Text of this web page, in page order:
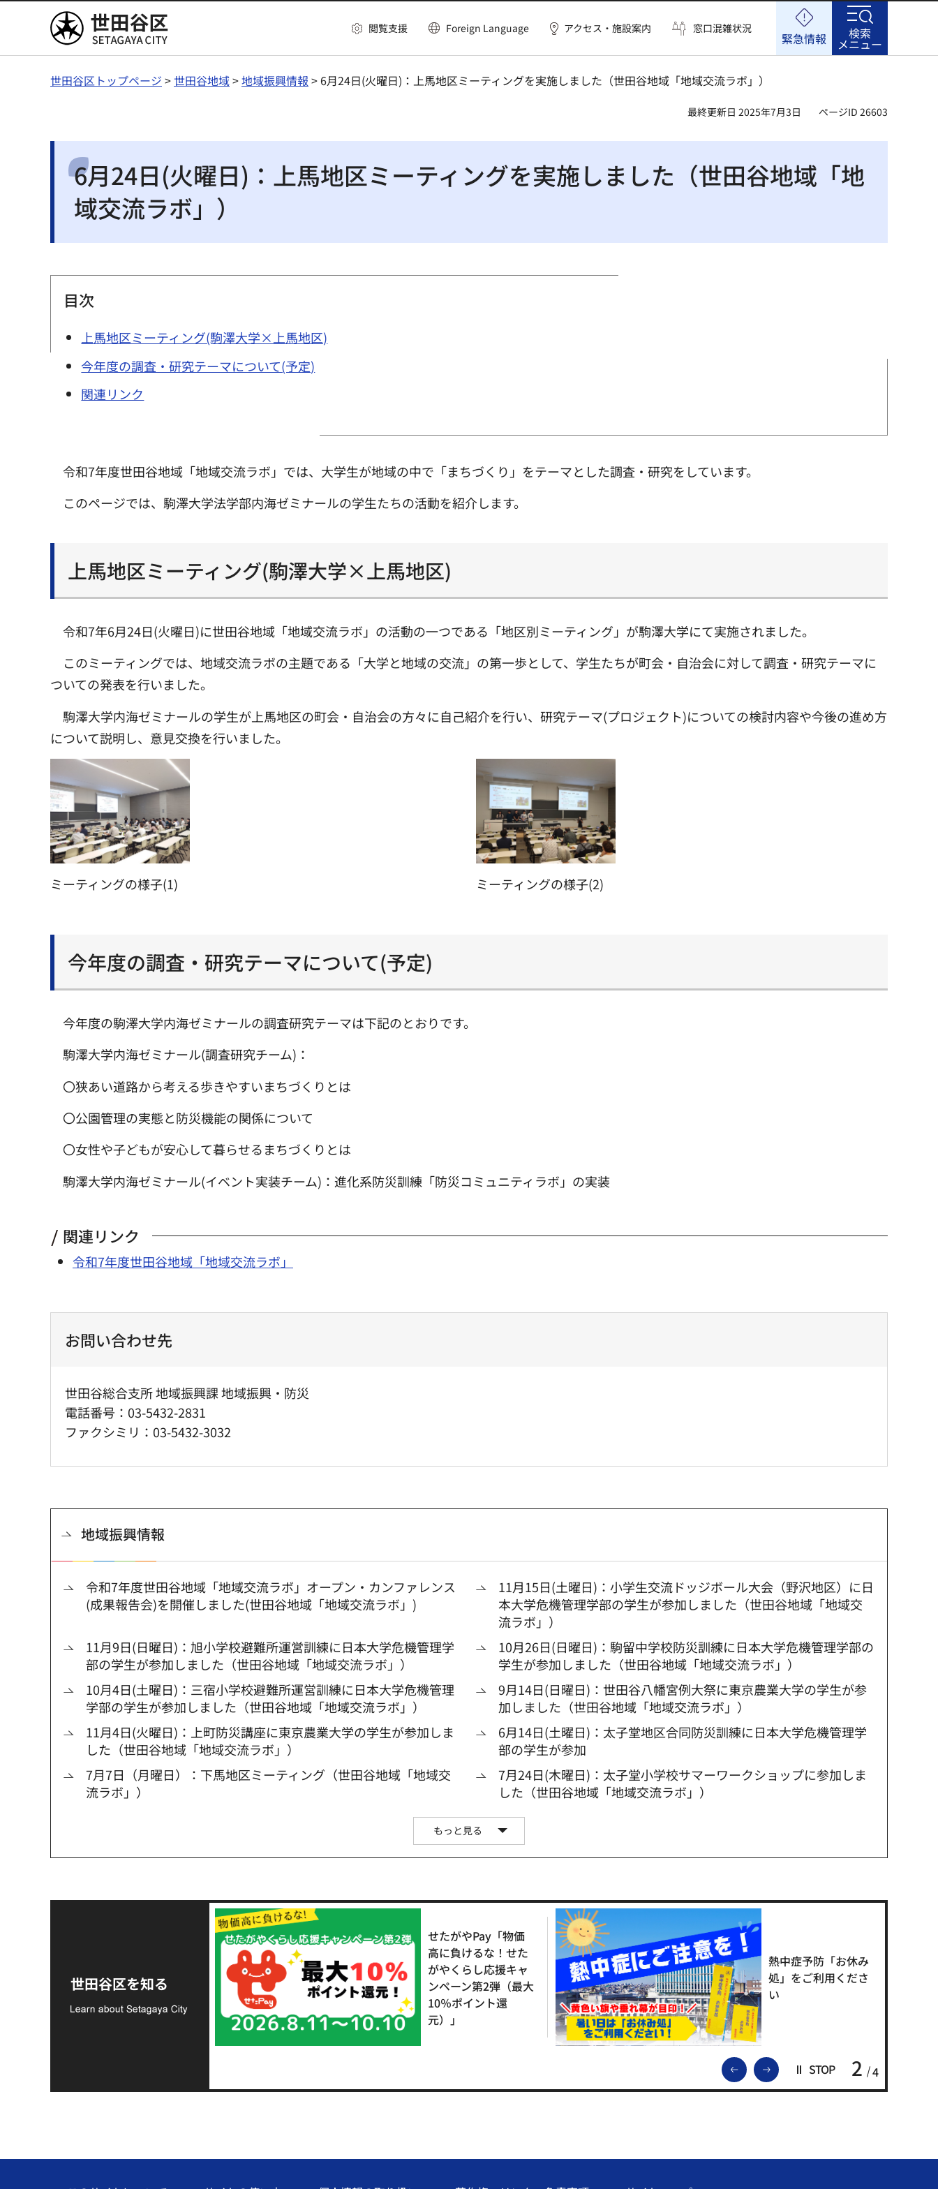
世田谷区 閲覧支援 Foreign Language アクセス・施設案内 窓口混雑状況
緊急情報 検索
メニュー
世田谷区トップページ >世田谷地域>地域振興情報 > 6月24日(火曜日)：上馬地区ミーティングを実施しました（世田谷地域「地域交流ラボ」）
最終更新日 2025年7月3日 ページID 26603
6月24日(火曜日)：上馬地区ミーティングを実施しました（世田谷地域「地
域交流ラボ」）
目次
上馬地区ミーティング(駒澤大学×上馬地区)
今年度の調査・研究テーマについて(予定)
関連リンク
令和7年度世田谷地域「地域交流ラボ」では、大学生が地域の中で「まちづくり」をテーマとした調査・研究をしています。
このページでは、駒澤大学法学部内海ゼミナールの学生たちの活動を紹介します。
上馬地区ミーティング(駒澤大学×上馬地区)
令和7年6月24日(火曜日)に世田谷地域「地域交流ラボ」の活動の一つである「地区別ミーティング」が駒澤大学にて実施されました。
このミーティングでは、地域交流ラボの主題である「大学と地域の交流」の第一歩として、学生たちが町会・自治会に対して調査・研究テーマに
ついての発表を行いました。
駒澤大学内海ゼミナールの学生が上馬地区の町会・自治会の方々に自己紹介を行い、研究テーマ(プロジェクト)についての検討内容や今後の進め方
について説明し、意見交換を行いました。
ミーティングの様子(1) ミーティングの様子(2)
今年度の調査・研究テーマについて(予定)
今年度の駒澤大学内海ゼミナールの調査研究テーマは下記のとおりです。
駒澤大学内海ゼミナール(調査研究チーム)：
〇狭あい道路から考える歩きやすいまちづくりとは
〇公園管理の実態と防災機能の関係について
〇女性や子どもが安心して暮らせるまちづくりとは
駒澤大学内海ゼミナール(イベント実装チーム)：進化系防災訓練「防災コミュニティラボ」の実装
関連リンク
令和7年度世田谷地域「地域交流ラボ」
お問い合わせ先
世田谷総合支所 地域振興課 地域振興・防災
電話番号：03-5432-2831
ファクシミリ：03-5432-3032
地域振興情報
令和7年度世田谷地域「地域交流ラボ」オープン・カンファレンス
(成果報告会)を開催しました(世田谷地域「地域交流ラボ」)
11月15日(土曜日)：小学生交流ドッジボール大会（野沢地区）に日
本大学危機管理学部の学生が参加しました（世田谷地域「地域交
流ラボ」）
11月9日(日曜日)：旭小学校避難所運営訓練に日本大学危機管理学
部の学生が参加しました（世田谷地域「地域交流ラボ」）
10月26日(日曜日)：駒留中学校防災訓練に日本大学危機管理学部の
学生が参加しました（世田谷地域「地域交流ラボ」）
10月4日(土曜日)：三宿小学校避難所運営訓練に日本大学危機管理
学部の学生が参加しました（世田谷地域「地域交流ラボ」）
9月14日(日曜日)：世田谷八幡宮例大祭に東京農業大学の学生が参
加しました（世田谷地域「地域交流ラボ」）
11月4日(火曜日)：上町防災講座に東京農業大学の学生が参加しま
した（世田谷地域「地域交流ラボ」）
6月14日(土曜日)：太子堂地区合同防災訓練に日本大学危機管理学
部の学生が参加
7月7日（月曜日）：下馬地区ミーティング（世田谷地域「地域交
流ラボ」）
7月24日(木曜日)：太子堂小学校サマーワークショップに参加しま
した（世田谷地域「地域交流ラボ」）
もっと見る
世田谷区を知る
前のスライドを表示
次のスライドを表示
STOP 2 4
支援金の募集につい
て
せたがやPay「物価
高に負けるな！せた
がやくらし応援キャ
ンペーン第2弾（最大
10％ポイント還
元）」
熱中症予防「お休み
処」をご利用くださ
い